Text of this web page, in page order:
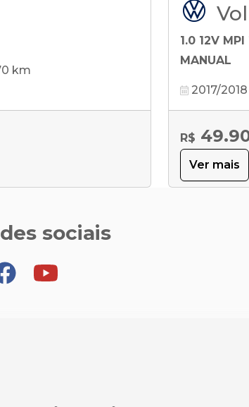
km
1.0 12V
MANUAL
2017/2018
R$
Ver mais
sociais